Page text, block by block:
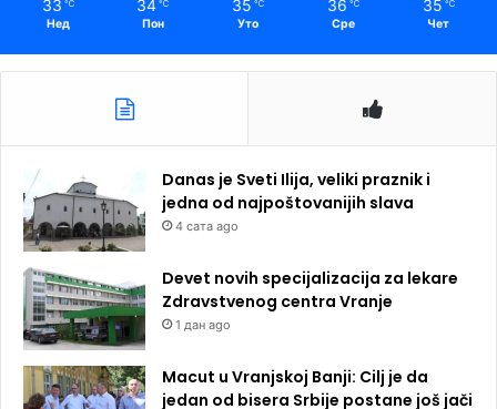
33 ℃
Нед
34 ℃
Пон
35 ℃
Уто
36 ℃
Сре
35 ℃
Чет
Danas je Sveti Ilija, veliki praznik i
jedna od najpoštovanijih slava
4 сата ago
Devet novih specijalizacija za lekare
Zdravstvenog centra Vranje
1 дан ago
Macut u Vranjskoj Banji: Cilj je da
jedan od bisera Srbije postane još jači